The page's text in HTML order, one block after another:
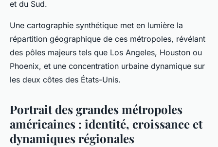
et du Sud.
Une cartographie synthétique met en lumière la
répartition géographique de ces métropoles, révélant
des pôles majeurs tels que Los Angeles, Houston ou
Phoenix, et une concentration urbaine dynamique sur
les deux côtes des États-Unis.
Portrait des grandes métropoles
américaines : identité, croissance et
dynamiques régionales